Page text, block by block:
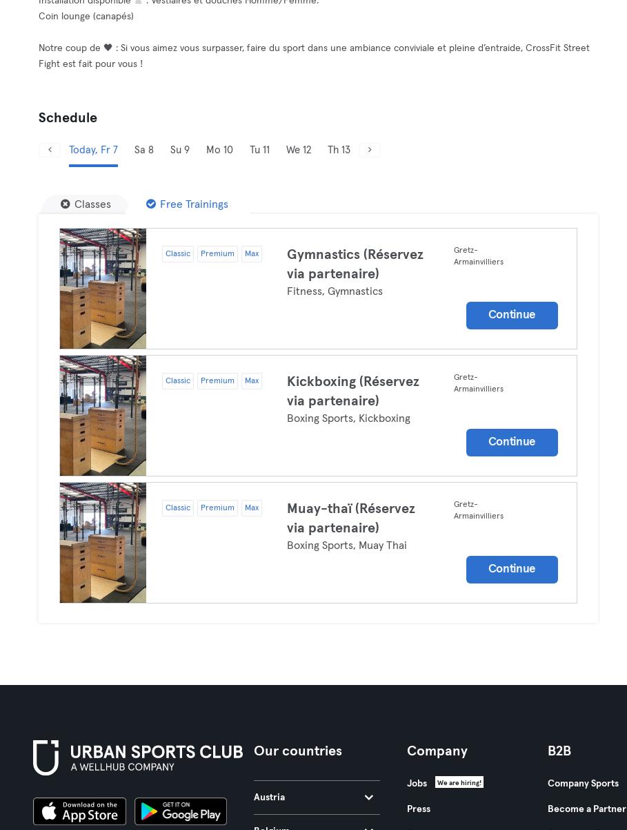
Coin lounge (canapés)
Notre coup de 🖤 : Si vous aimez vous surpasser, faire du sport dans une ambiance conviviale et pleine d’entraide, CrossFit Street
Fight est fait pour vous !
Schedule
Today, Fr 7 Sa 8 Su 9 Mo 10 Tu 11 We 12 Th 13
Classes Free Trainings
Classic Premium Max
Gymnastics (Réservez
via partenaire)
Fitness, Gymnastics
Gretz-
Armainvilliers
Continue
Classic Premium Max
Kickboxing (Réservez
via partenaire)
Boxing Sports, Kickboxing
Gretz-
Armainvilliers
Continue
Classic Premium Max
Muay-thaï (Réservez
via partenaire)
Boxing Sports, Muay Thai
Gretz-
Armainvilliers
Continue
Our countries
Austria
Company
Jobs We are hiring!
Press
B2B
Company Sports
Become a Partner